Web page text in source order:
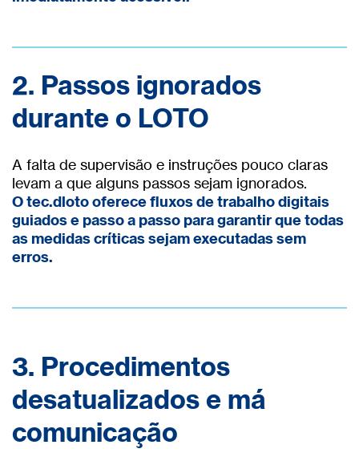
2. Passos ignorados
durante o LOTO
A falta de supervisão e instruções pouco claras
levam a que alguns passos sejam ignorados.
O tec.dloto oferece fluxos de trabalho digitais
guiados e passo a passo para garantir que todas
as medidas críticas sejam executadas sem
erros.
3. Procedimentos
desatualizados e má
comunicação